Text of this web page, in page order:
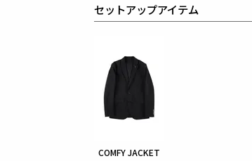
セットアップアイテム
COMFY JACKET